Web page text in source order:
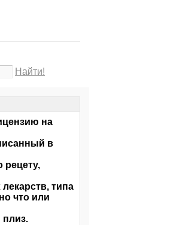
Найти!
на
в
рецету,
типа
что или
плиз.